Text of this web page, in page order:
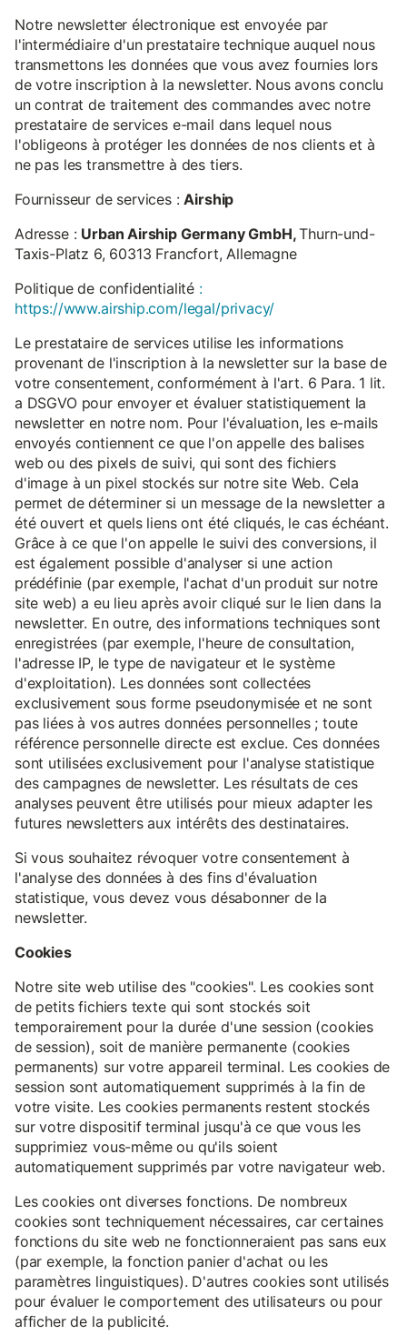
Notre newsletter électronique est envoyée par
l'intermédiaire d'un prestataire technique auquel nous
transmettons les données que vous avez fournies lors
de votre inscription à la newsletter. Nous avons conclu
un contrat de traitement des commandes avec notre
prestataire de services e-mail dans lequel nous
l'obligeons à protéger les données de nos clients et à
ne pas les transmettre à des tiers.
Fournisseur de services :Airship
Adresse : Urban Airship Germany GmbH,Thurn-und-
Taxis-Platz 6, 60313 Francfort, Allemagne
Politique de confidentialité :
https://www.airship.com/legal/privacy/
Le prestataire de services utilise les informations
provenant de l'inscription à la newsletter sur la base de
votre consentement, conformément à l'art. 6 Para. 1 lit.
a DSGVO pour envoyer et évaluer statistiquement la
newsletter en notre nom. Pour l'évaluation, les e-mails
envoyés contiennent ce que l'on appelle des balises
web ou des pixels de suivi, qui sont des fichiers
d'image à un pixel stockés sur notre site Web. Cela
permet de déterminer si un message de la newsletter a
été ouvert et quels liens ont été cliqués, le cas échéant.
Grâce à ce que l'on appelle le suivi des conversions, il
est également possible d'analyser si une action
prédéfinie (par exemple, l'achat d'un produit sur notre
site web) a eu lieu après avoir cliqué sur le lien dans la
newsletter. En outre, des informations techniques sont
enregistrées (par exemple, l'heure de consultation,
l'adresse IP, le type de navigateur et le système
d'exploitation). Les données sont collectées
exclusivement sous forme pseudonymisée et ne sont
pas liées à vos autres données personnelles ; toute
référence personnelle directe est exclue. Ces données
sont utilisées exclusivement pour l'analyse statistique
des campagnes de newsletter. Les résultats de ces
analyses peuvent être utilisés pour mieux adapter les
futures newsletters aux intérêts des destinataires.
Si vous souhaitez révoquer votre consentement à
l'analyse des données à des fins d'évaluation
statistique, vous devez vous désabonner de la
newsletter.
Cookies
Notre site web utilise des "cookies". Les cookies sont
de petits fichiers texte qui sont stockés soit
temporairement pour la durée d'une session (cookies
de session), soit de manière permanente (cookies
permanents) sur votre appareil terminal. Les cookies de
session sont automatiquement supprimés à la fin de
votre visite. Les cookies permanents restent stockés
sur votre dispositif terminal jusqu'à ce que vous les
supprimiez vous-même ou qu'ils soient
automatiquement supprimés par votre navigateur web.
Les cookies ont diverses fonctions. De nombreux
cookies sont techniquement nécessaires, car certaines
fonctions du site web ne fonctionneraient pas sans eux
(par exemple, la fonction panier d'achat ou les
paramètres linguistiques). D'autres cookies sont utilisés
pour évaluer le comportement des utilisateurs ou pour
afficher de la publicité.